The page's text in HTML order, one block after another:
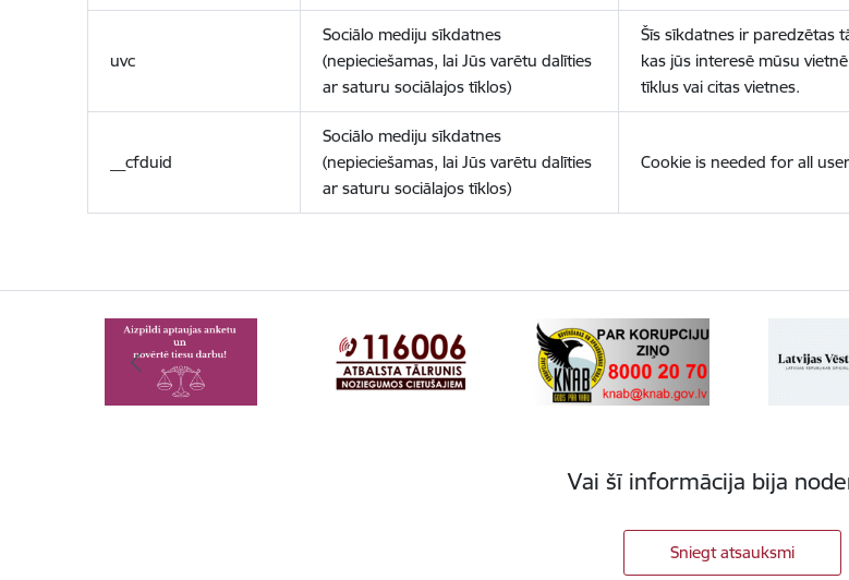
uvc
Sociālo mediju sīkdatnes
(nepieciešamas, lai Jūs varētu dalīties
ar saturu sociālajos tīklos)
Šīs sīkdatnes ir paredzētas
kas jūs interesē mūsu
tīklus vai citas vietnes.
__cfduid
Sociālo mediju sīkdatnes
(nepieciešamas, lai Jūs varētu dalīties
ar saturu sociālajos tīklos)
Cookie is needed for all
Vai šī informācija bija
Sniegt atsauksmi